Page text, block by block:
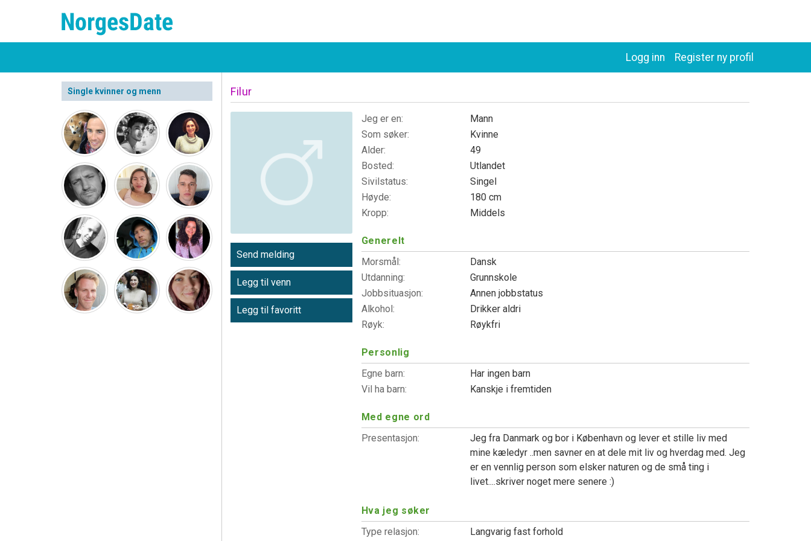
Register ny profil
Logg inn
Single kvinner og menn Filur
Send melding
Legg til venn
Legg til favoritt
Jeg er en:
Mann
Som søker:
Kvinne
Alder:
49
Bosted:
Utlandet
Sivilstatus:
Singel
Høyde:
180 cm
Kropp:
Middels
Generelt
Morsmål:
Dansk
Utdanning:
Grunnskole
Jobbsituasjon:
Annen jobbstatus
Alkohol:
Drikker aldri
Røyk:
Røykfri
Personlig
Egne barn:
Har ingen barn
Vil ha barn:
Kanskje i fremtiden
Med egne ord
Presentasjon:
Jeg fra Danmark og bor i København og lever et stille liv med
mine kæledyr ..men savner en at dele mit liv og hverdag med. Jeg
er en vennlig person som elsker naturen og de små ting i
livet....skriver noget mere senere :)
Hva jeg søker
Type relasjon:
Langvarig fast forhold